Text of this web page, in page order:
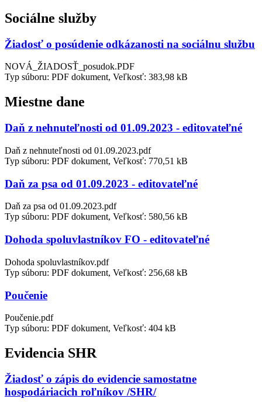
Sociálne služby
Žiadosť o posúdenie odkázanosti na sociálnu službu
NOVÁ_ŽIADOSŤ_posudok.PDF
Typ súboru: PDF dokument, Veľkosť: 383,98 kB
Miestne dane
Daň z nehnuteľnosti od 01.09.2023 - editovateľné
Daň z nehnuteľnosti od 01.09.2023.pdf
Typ súboru: PDF dokument, Veľkosť: 770,51 kB
Daň za psa od 01.09.2023 - editovateľné
Daň za psa od 01.09.2023.pdf
Typ súboru: PDF dokument, Veľkosť: 580,56 kB
Dohoda spoluvlastníkov FO - editovateľné
Dohoda spoluvlastníkov.pdf
Typ súboru: PDF dokument, Veľkosť: 256,68 kB
Poučenie
Poučenie.pdf
Typ súboru: PDF dokument, Veľkosť: 404 kB
Evidencia SHR
Žiadosť o zápis do evidencie samostatne
hospodáriacich roľníkov /SHR/